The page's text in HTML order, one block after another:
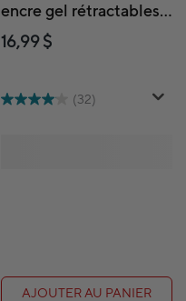
encre gel rétractables –
0,7 mm – bleus –
paquet de 12
16,99 $
(32)
AJOUTER AU PANIER